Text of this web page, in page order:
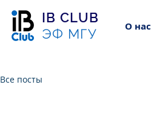
IB CLUB
ЭФ МГУ
О нас
Все посты